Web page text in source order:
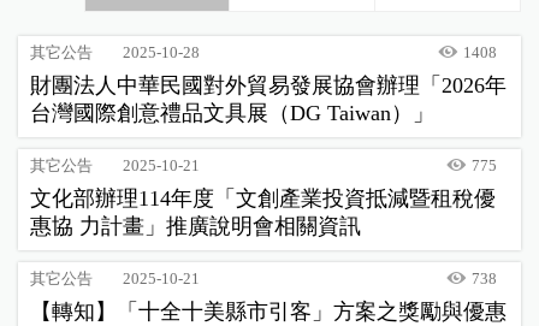
其它公告 2025-10-28 1408
財團法人中華民國對外貿易發展協會辦理「2026年
台灣國際創意禮品文具展（DG Taiwan）」
其它公告 2025-10-21 775
文化部辦理114年度「文創產業投資抵減暨租稅優
惠協 力計畫」推廣說明會相關資訊
其它公告 2025-10-21 738
【轉知】「十全十美縣市引客」方案之獎勵與優惠